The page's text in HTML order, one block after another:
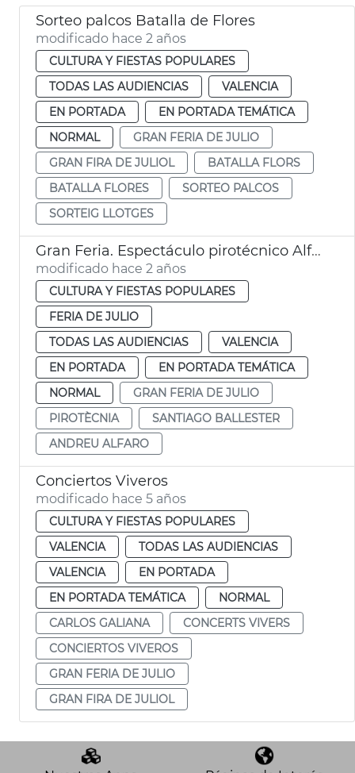
Sorteo palcos Batalla de Flores
modificado hace 2 años
CULTURA Y FIESTAS POPULARES
TODAS LAS AUDIENCIAS
VALENCIA
EN PORTADA
EN PORTADA TEMÁTICA
NORMAL
GRAN FERIA DE JULIO
GRAN FIRA DE JULIOL
BATALLA FLORS
BATALLA FLORES
SORTEO PALCOS
SORTEIG LLOTGES
Gran Feria. Espectáculo pirotécnico Alfaro
modificado hace 2 años
CULTURA Y FIESTAS POPULARES
FERIA DE JULIO
TODAS LAS AUDIENCIAS
VALENCIA
EN PORTADA
EN PORTADA TEMÁTICA
NORMAL
GRAN FERIA DE JULIO
PIROTÈCNIA
SANTIAGO BALLESTER
ANDREU ALFARO
Conciertos Viveros
modificado hace 5 años
CULTURA Y FIESTAS POPULARES
VALENCIA
TODAS LAS AUDIENCIAS
VALENCIA
EN PORTADA
EN PORTADA TEMÁTICA
NORMAL
CARLOS GALIANA
CONCERTS VIVERS
CONCIERTOS VIVEROS
GRAN FERIA DE JULIO
GRAN FIRA DE JULIOL